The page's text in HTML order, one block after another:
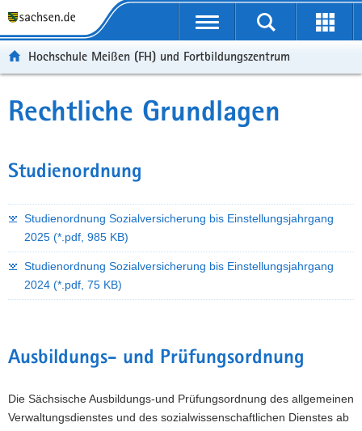
Portalübergreifende
Hochschule Meißen (FH) und Fortbildungszentrum
Rechtliche Grundlagen
Studienordnung
Studienordnung Sozialversicherung bis Einstellungsjahrgang
2025 (*.pdf, 985 KB)
Studienordnung Sozialversicherung bis Einstellungsjahrgang
2024 (*.pdf, 75 KB)
Ausbildungs- und Prüfungsordnung
Die Sächsische Ausbildungs-und Prüfungsordnung des allgemeinen
Verwaltungsdienstes und des sozialwissenschaftlichen Dienstes ab